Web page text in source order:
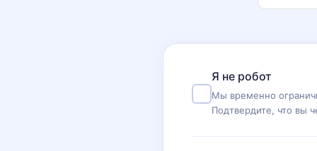
Я не робот
Мы временно
Подтвердите, что вы